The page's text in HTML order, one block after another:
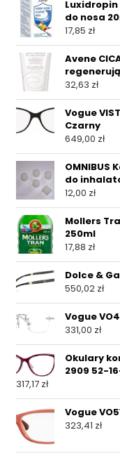
do nosa
17,85 zł
Avene
32,63 zł
Vogue
Czarny
649,00 zł
do
12,00 zł
Mollers
250ml
17,88 zł
Dolce &
550,02 zł
Vogue
331,00 zł
Okulary
2909 52-
317,17 zł
Vogue
323,41 zł